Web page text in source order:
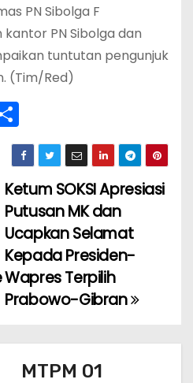
PN Sibolga F
PN Sibolga dan
tuntutan pengunjuk
(Tim/Red)
gr
h
ar
e
Ketum SOKSI Apresiasi
Putusan MK dan
Ucapkan Selamat
Kepada Presiden-
Wapres Terpilih
Prabowo-Gibran
MTPM 01